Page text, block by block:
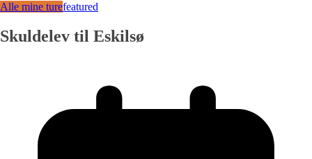
Alle mine turefeatured
Skuldelev til Eskilsø